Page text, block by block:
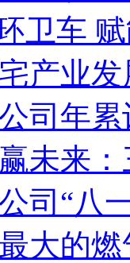
卫车
产业
司年
未来
司“八
大的